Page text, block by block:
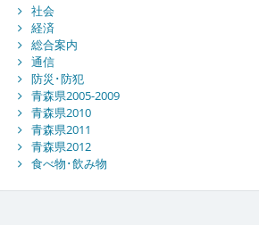
社会
経済
総合案内
通信
防災･防犯
青森県2005-2009
青森県2010
青森県2011
青森県2012
食べ物･飲み物